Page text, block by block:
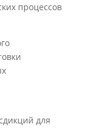
процессов
для